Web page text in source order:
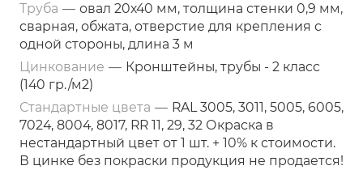
Труба — овал 20х40 мм, толщина стенки 0,9 мм,
сварная, обжата, отверстие для крепления с
одной стороны, длина 3 м
Цинкование — Кронштейны, трубы - 2 класс
(140 гр./м2)
Стандартные цвета — RAL 3005, 3011, 5005, 6005,
7024, 8004, 8017, RR 11, 29, 32 Окраска в
нестандартный цвет от 1 шт. + 10% к стоимости.
В цинке без покраски продукция не продается!